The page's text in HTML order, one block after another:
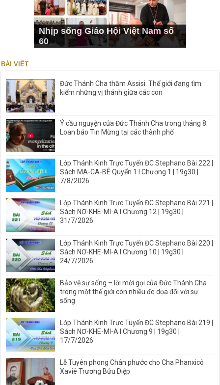
Nhịp sống Giáo Hội Việt Nam số
60
BÀI VIẾT
Đức Thánh Cha thăm Assisi: Thế giới đang tìm
kiếm những vị thánh giữa các con
Ý cầu nguyện của Đức Thánh Cha trong tháng 8:
Loan báo Tin Mừng tại các thành phố
Lớp Thánh Kinh Trực Tuyến ĐC Stephano Bài 222 |
Sách MA-CA-BÊ Quyển 1 I Chương 1 | 19g30 |
7/8/2026
Lớp Thánh Kinh Trực Tuyến ĐC Stephano Bài 221 |
Sách NƠ-KHE-MI-A I Chương 12 | 19g30 |
31/7/2026
Lớp Thánh Kinh Trực Tuyến ĐC Stephano Bài 220 |
Sách NƠ-KHE-MI-A I Chương 10 | 19g30 |
24/7/2026
Bảo vệ sự sống – lời mời gọi của Đức Thánh Cha
trong một thế giới còn nhiều đe dọa đối với sự
sống
Lớp Thánh Kinh Trực Tuyến ĐC Stephano Bài 219 |
Sách NƠ-KHE-MI-A I Chương 9 | 19g30 |
17/7/2026
Lễ Tuyên phong Chân phước cho Cha Phanxicô
Xaviê Trương Bửu Diệp